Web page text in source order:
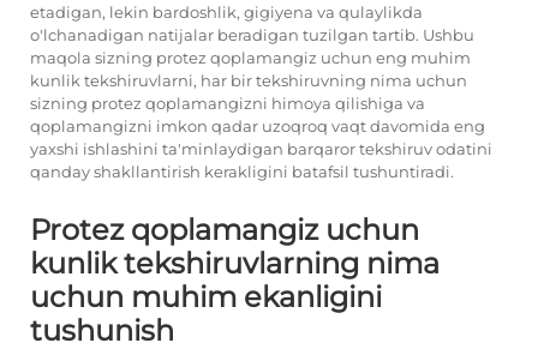
etadigan, lekin bardoshlik, gigiyena va qulaylikda
o'lchanadigan natijalar beradigan tuzilgan tartib. Ushbu
maqola sizning protez qoplamangiz uchun eng muhim
kunlik tekshiruvlarni, har bir tekshiruvning nima uchun
sizning protez qoplamangizni himoya qilishiga va
qoplamangizni imkon qadar uzoqroq vaqt davomida eng
yaxshi ishlashini ta'minlaydigan barqaror tekshiruv odatini
qanday shakllantirish kerakligini batafsil tushuntiradi.
Protez qoplamangiz uchun
kunlik tekshiruvlarning nima
uchun muhim ekanligini
tushunish